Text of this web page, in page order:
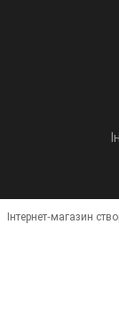
Інтернет-магазин